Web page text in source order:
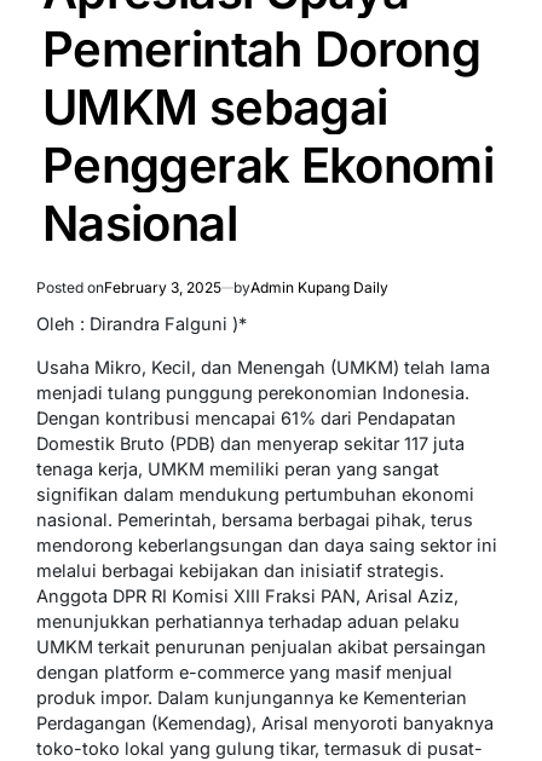
Pemerintah Dorong
UMKM sebagai
Penggerak Ekonomi
Nasional
Posted onFebruary 3, 2025 byAdmin Kupang Daily
Oleh : Dirandra Falguni )*
Usaha Mikro, Kecil, dan Menengah (UMKM) telah lama
menjadi tulang punggung perekonomian Indonesia.
Dengan kontribusi mencapai 61% dari Pendapatan
Domestik Bruto (PDB) dan menyerap sekitar 117 juta
tenaga kerja, UMKM memiliki peran yang sangat
signifikan dalam mendukung pertumbuhan ekonomi
nasional. Pemerintah, bersama berbagai pihak, terus
mendorong keberlangsungan dan daya saing sektor ini
melalui berbagai kebijakan dan inisiatif strategis.
Anggota DPR RI Komisi XIII Fraksi PAN, Arisal Aziz,
menunjukkan perhatiannya terhadap aduan pelaku
UMKM terkait penurunan penjualan akibat persaingan
dengan platform e-commerce yang masif menjual
produk impor. Dalam kunjungannya ke Kementerian
Perdagangan (Kemendag), Arisal menyoroti banyaknya
toko-toko lokal yang gulung tikar, termasuk di pusat-